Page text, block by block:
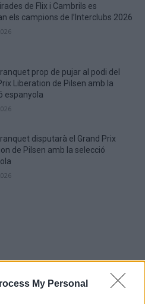
My Personal
de Flix i Cambrils es
els campions de l’Interclubs 2026
prop de pujar al podi del
Liberation de Pilsen amb la
espanyola
disputarà el Grand Prix
de Pilsen amb la selecció